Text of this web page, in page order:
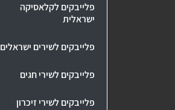
פלייבקים לקלאסיקה
ישראלית
פלייבקים לשירים ישראלים
פלייבקים לשירי חגים
פלייבקים לשירי זיכרון